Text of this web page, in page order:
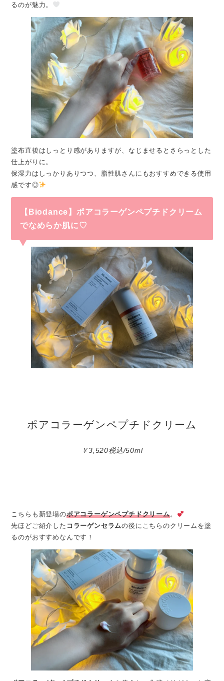
るのが魅力。
塗布直後はしっとり感がありますが、なじませるとさらっとした
仕上がりに。
保湿力はしっかりありつつ、脂性肌さんにもおすすめできる使用
感です◎
【Biodance】ポアコラーゲンペプチドクリーム
でなめらか肌に♡
ポアコラーゲンペプチドクリーム
￥3,520税込/50ml
こちらも新登場のポアコラーゲンペプチドクリーム。
先ほどご紹介した コラーゲンセラムの後にこちらのクリームを塗
るのがおすすめなんです！